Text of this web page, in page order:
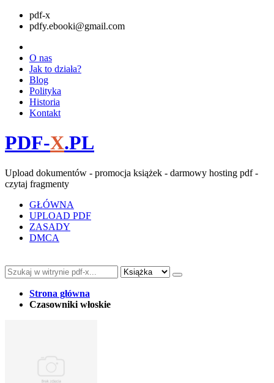
pdf-x
pdfy.ebooki@gmail.com
O nas
Jak to działa?
Blog
Polityka
Historia
Kontakt
PDF-X.PL
Upload dokumentów - promocja książek - darmowy hosting pdf -
czytaj fragmenty
GŁÓWNA
UPLOAD PDF
ZASADY
DMCA
Strona główna
Czasowniki włoskie